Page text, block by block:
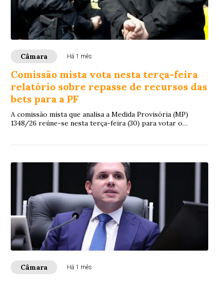
Câmara Há 1 mês
Comissão mista vota nesta terça-feira
relatório sobre repasse de recursos das
bets para a PF
A comissão mista que analisa a Medida Provisória (MP)
1348/26 reúne-se nesta terça-feira (30) para votar o
Câmara Há 1 mês